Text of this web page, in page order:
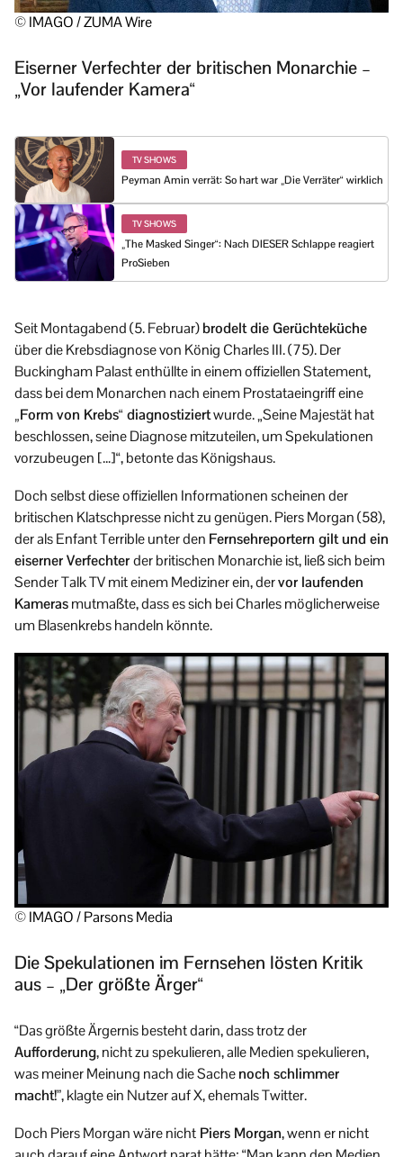
© IMAGO / ZUMA Wire
Eiserner Verfechter der britischen Monarchie –
„Vor laufender Kamera“
TV SHOWS
Peyman Amin verrät: So hart war „Die Verräter“ wirklich
TV SHOWS
„The Masked Singer“: Nach DIESER Schlappe reagiert
ProSieben
Seit Montagabend (5. Februar)brodelt die Gerüchteküche
über die Krebsdiagnose von König Charles III. (75). Der
Buckingham Palast enthüllte in einem offiziellen Statement,
dass bei dem Monarchen nach einem Prostataeingriff eine
„Form von Krebs“ diagnostiziertwurde. „Seine Majestät hat
beschlossen, seine Diagnose mitzuteilen, um Spekulationen
vorzubeugen […]“, betonte das Königshaus.
Doch selbst diese offiziellen Informationen scheinen der
britischen Klatschpresse nicht zu genügen. Piers Morgan (58),
der als Enfant Terrible unter den Fernsehreportern gilt und ein
eiserner Verfechterder britischen Monarchie ist, ließ sich beim
Sender Talk TV mit einem Mediziner ein, dervor laufenden
Kamerasmutmaßte, dass es sich bei Charles möglicherweise
um Blasenkrebs handeln könnte.
© IMAGO / Parsons Media
Die Spekulationen im Fernsehen lösten Kritik
aus – „Der größte Ärger“
“Das größte Ärgernis besteht darin, dass trotz der
Aufforderung, nicht zu spekulieren, alle Medien spekulieren,
was meiner Meinung nach die Sachenoch schlimmer
macht!”, klagte ein Nutzer auf X, ehemals Twitter.
Doch Piers Morgan wäre nicht Piers Morgan, wenn er nicht